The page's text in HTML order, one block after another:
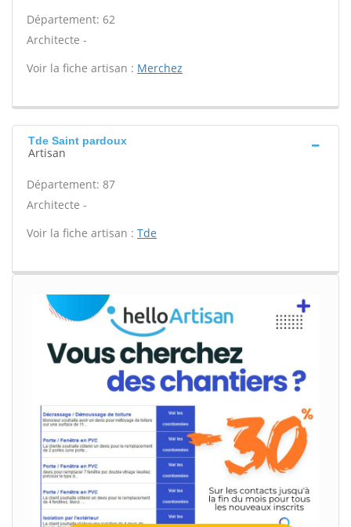
Département: 62
Architecte -
Voir la fiche artisan : Merchez
Tde Saint pardoux
Artisan
Département: 87
Architecte -
Voir la fiche artisan : Tde